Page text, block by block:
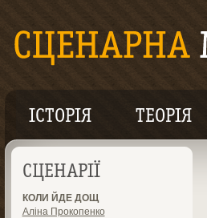
ІСТОРІЯ ТЕОРІЯ
СЦЕНАРІЇ
КОЛИ ЙДЕ ДОЩ
Аліна Прокопенко